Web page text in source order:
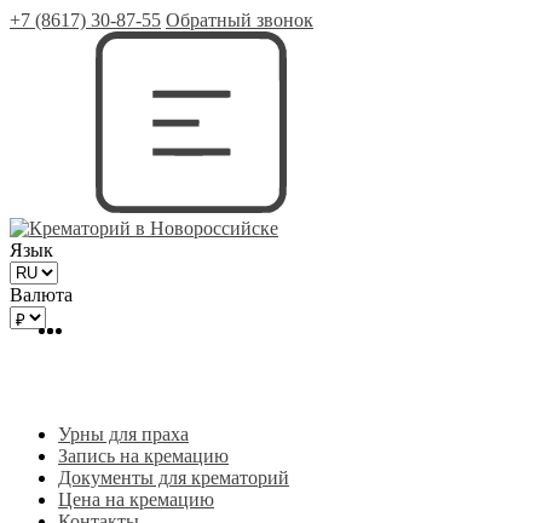
+7 (8617) 30-87-55 Обратный звонок
Язык
Валюта
Урны для праха
Запись на кремацию
Документы для крематорий
Цена на кремацию